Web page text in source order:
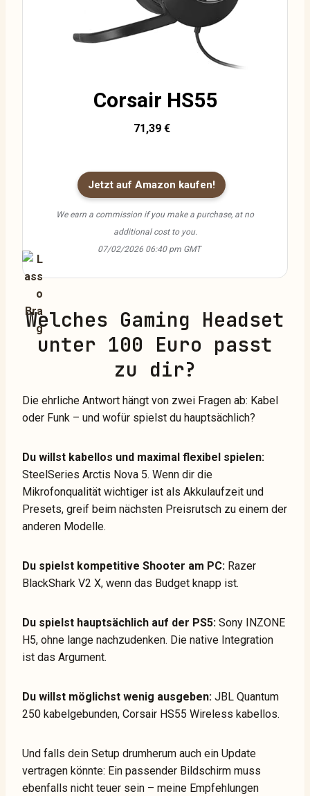
Corsair HS55
71,39 €
Jetzt auf Amazon kaufen!
We earn a commission if you make a purchase, at no
additional cost to you.
07/02/2026 06:40 pm GMT
Welches Gaming Headset
unter 100 Euro passt
zu dir?
Die ehrliche Antwort hängt von zwei Fragen ab: Kabel
oder Funk – und wofür spielst du hauptsächlich?
Du willst kabellos und maximal flexibel spielen:
SteelSeries Arctis Nova 5. Wenn dir die
Mikrofonqualität wichtiger ist als Akkulaufzeit und
Presets, greif beim nächsten Preisrutsch zu einem der
anderen Modelle.
Du spielst kompetitive Shooter am PC: Razer
BlackShark V2 X, wenn das Budget knapp ist.
Du spielst hauptsächlich auf der PS5: Sony INZONE
H5, ohne lange nachzudenken. Die native Integration
ist das Argument.
Du willst möglichst wenig ausgeben: JBL Quantum
250 kabelgebunden, Corsair HS55 Wireless kabellos.
Und falls dein Setup drumherum auch ein Update
vertragen könnte: Ein passender Bildschirm muss
ebenfalls nicht teuer sein – meine Empfehlungen